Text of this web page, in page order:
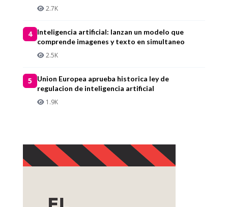
2.7K
4
Inteligencia artificial: lanzan un modelo que
comprende imagenes y texto en simultaneo
2.5K
5
Union Europea aprueba historica ley de
regulacion de inteligencia artificial
1.9K